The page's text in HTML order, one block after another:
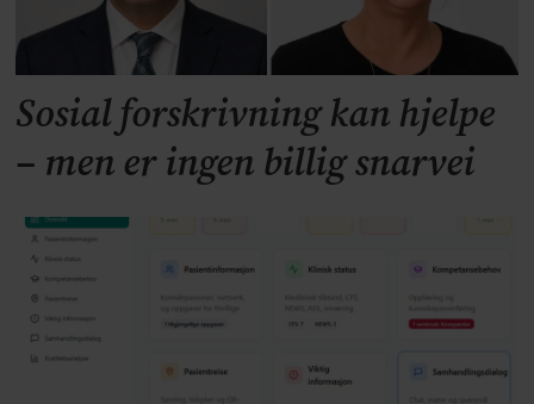
Sosial forskrivning kan hjelpe
– men er ingen billig snarvei